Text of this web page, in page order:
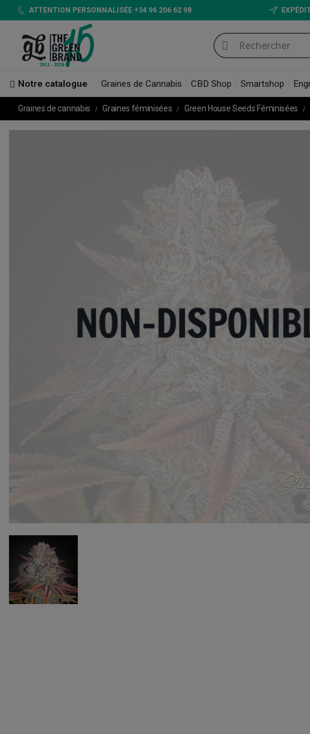
ATTENTION PERSONNALISÉE +34 96 206 62 98
Notre catalogue Graines de Cannabis CBD Shop Smartshop
Graines de cannabis Graines féminisées Green House Seeds Féminisées